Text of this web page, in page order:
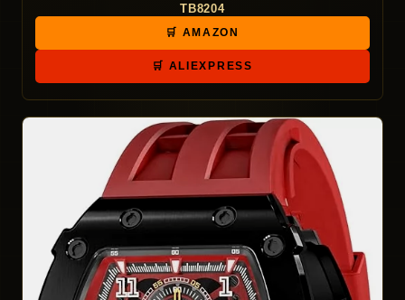
TB8204
🛒 AMAZON
🛒 ALIEXPRESS